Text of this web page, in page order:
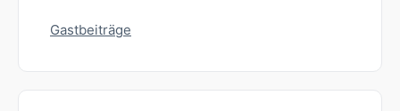
Gastbeiträge